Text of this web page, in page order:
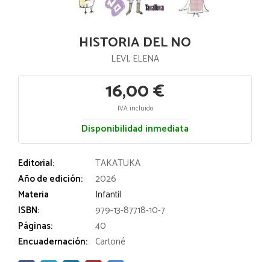
HISTORIA DEL NO
LEVI, ELENA
16,00 €
IVA incluido
Disponibilidad inmediata
Editorial:
TAKATUKA
Año de edición:
2026
Materia
Infantil
ISBN:
979-13-87718-10-7
Páginas:
40
Encuadernación: Cartoné